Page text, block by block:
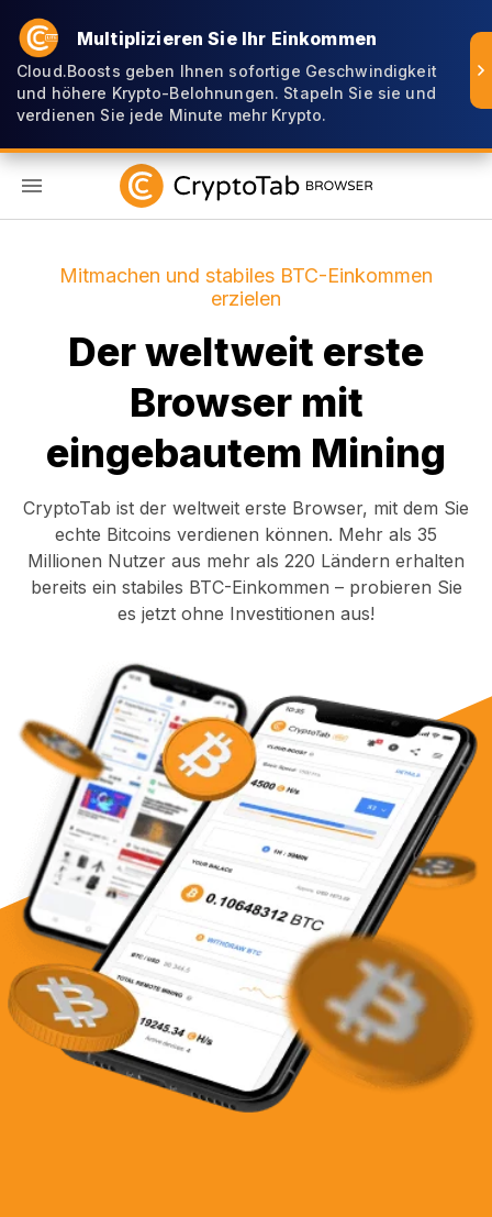
Multiplizieren Sie Ihr Einkommen
Cloud.Boosts geben Ihnen sofortige Geschwindigkeit
und höhere Krypto-Belohnungen. Stapeln Sie sie und
verdienen Sie jede Minute mehr Krypto.
Mitmachen und stabiles BTC-Einkommen
erzielen
Der weltweit erste
Browser mit
eingebautem Mining
CryptoTab ist der weltweit erste Browser, mit dem Sie
echte Bitcoins verdienen können. Mehr als 35
Millionen Nutzer aus mehr als 220 Ländern erhalten
bereits ein stabiles BTC-Einkommen – probieren Sie
es jetzt ohne Investitionen aus!